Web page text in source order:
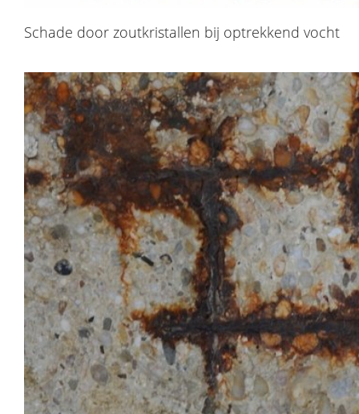
Schade door zoutkristallen bij optrekkend vocht